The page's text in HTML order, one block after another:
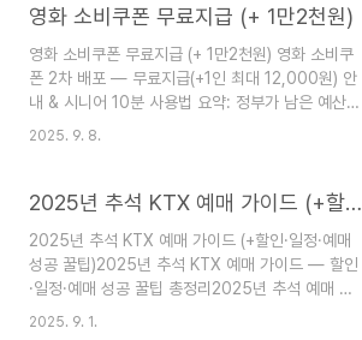
가구 소득이 기준 중위소득 60% 이하이면서, 원가
다.예외사항: 30세 이상, 혼인(이혼), 미혼부·모,
30세 미만 미혼 청년의 소득이 중위소득 50% 이
상으로 생계를 달리한다고 지자체장이 인정하는 경
우 원가구 소득은 고려하지 않습니다.(청년가구) 청
(부..
영화 소비쿠폰 무료지급 (+ 1만2천원)
영화 소비쿠폰 무료지급 (+ 1만2천원) 영화 소비쿠
폰 2차 배포 — 무료지급(+1인 최대 12,000원) 안
내 & 시니어 10분 사용법 요약: 정부가 남은 예산으
로 영화 할인쿠폰을 재배포합니다. 2차 배포는 9월
됩니다. 아래에서 핵심 포인트와 시니어용 빠른 사
지원 대상·금액·배포 방식 상세 1차와 다른 점 (중
요) 영화관별 사용처 & 사용 방법 시니어를 위한 10
분 요약 사용법 자주 묻는 질문 (FAQ) 지금 바로 ..
2025. 9. 8.
2025년 추석 KTX 예매 가이드 (+할인·일정·예매 성공 꿀팁)
2025년 추석 KTX 예매 가이드 (+할인·일정·예매
성공 꿀팁)2025년 추석 KTX 예매 가이드 — 할인
·일정·예매 성공 꿀팁 총정리2025년 추석 예매 핵
심 정보 · 필독목차 1. 추석 KTX 예매 2. 추석에도
2025. 9. 1.